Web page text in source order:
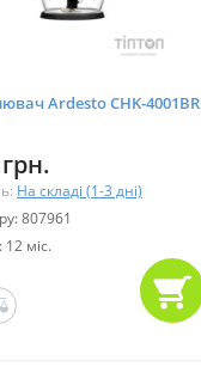
Ardesto CHK-4001BR
На складі (1-3 дні)
807961
12 міс.